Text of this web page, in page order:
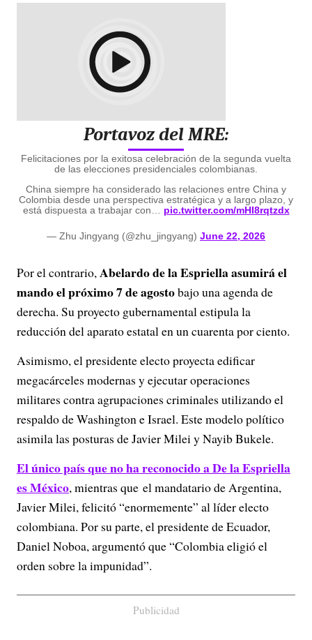
Portavoz del MRE:
Felicitaciones por la exitosa celebración de la segunda vuelta
de las elecciones presidenciales colombianas.
China siempre ha considerado las relaciones entre China y
Colombia desde una perspectiva estratégica y a largo plazo, y
está dispuesta a trabajar con… pic.twitter.com/mHI8rqtzdx
— Zhu Jingyang (@zhu_jingyang) June 22, 2026
Por el contrario,Abelardo de la Espriella asumirá el
mando el próximo 7 de agostobajo una agenda de
derecha. Su proyecto gubernamental estipula la
reducción del aparato estatal en un cuarenta por ciento.
Asimismo, el presidente electo proyecta edificar
megacárceles modernas y ejecutar operaciones
militares contra agrupaciones criminales utilizando el
respaldo de Washington e Israel. Este modelo político
asimila las posturas de Javier Milei y Nayib Bukele.
El único país que no ha reconocido a De la Espriella
es México, mientras que el mandatario de Argentina,
Javier Milei, felicitó “enormemente” al líder electo
colombiana. Por su parte, el presidente de Ecuador,
Daniel Noboa, argumentó que “Colombia eligió el
orden sobre la impunidad”.
Publicidad